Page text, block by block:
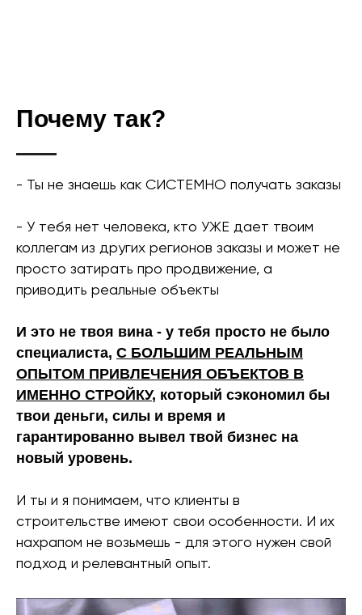
Почему так?
- Ты не знаешь как СИСТЕМНО получать заказы
- У тебя нет человека, кто УЖЕ дает твоим
коллегам из других регионов заказы и может не
просто затирать про продвижение, а
приводить реальные объекты
И это не твоя вина - у тебя просто не было
специалиста, С БОЛЬШИМ РЕАЛЬНЫМ
ОПЫТОМ ПРИВЛЕЧЕНИЯ ОБЪЕКТОВ В
ИМЕННО СТРОЙКУ, который сэкономил бы
твои деньги, силы и время и
гарантированно вывел твой бизнес на
новый уровень.
И ты и я понимаем, что клиенты в
строительстве имеют свои особенности. И их
нахрапом не возьмешь - для этого нужен свой
подход и релевантный опыт.